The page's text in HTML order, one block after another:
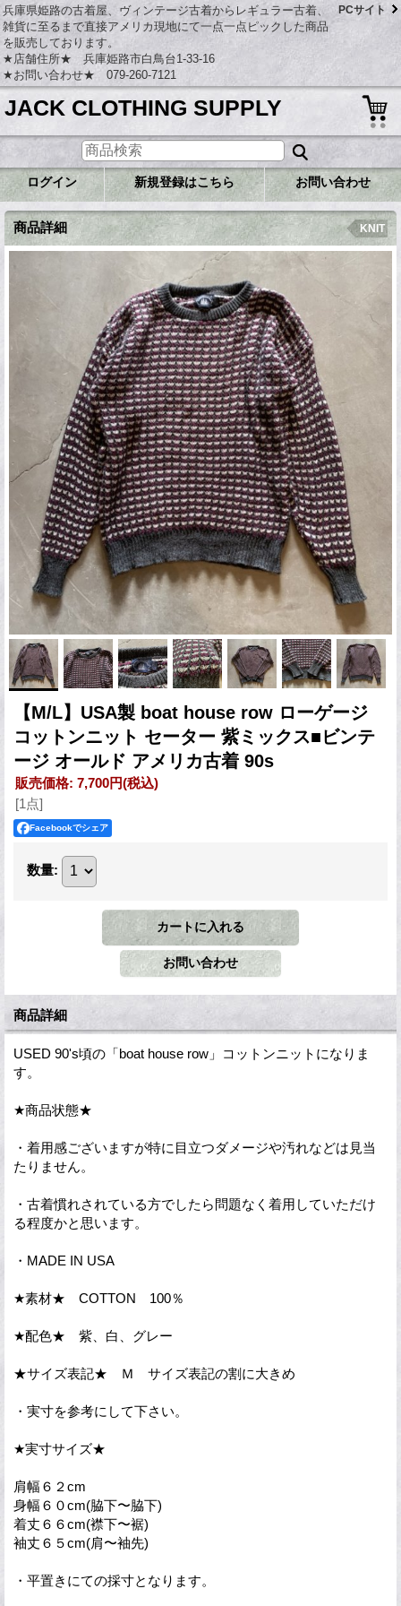
兵庫県姫路の古着屋、ヴィンテージ古着からレギュラー古着、
雑貨に至るまで直接アメリカ現地にて一点一点ピックした商品
を販売しております。
★店舗住所★ 兵庫姫路市白鳥台1-33-16
★お問い合わせ★ 079-260-7121
PCサイト
JACK CLOTHING SUPPLY
ログイン 新規登録はこちら お問い合わせ
商品詳細 KNIT
【M/L】USA製 boat house row ローゲージ
コットンニット セーター 紫ミックス■ビンテ
ージ オールド アメリカ古着 90s
販売価格: 7,700円(税込)
[1点]
Facebookでシェア
数量:
商品詳細
USED 90's頃の「boat house row」コットンニットになりま
す。
★商品状態★
・着用感ございますが特に目立つダメージや汚れなどは見当
たりません。
・古着慣れされている方でしたら問題なく着用していただけ
る程度かと思います。
・MADE IN USA
★素材★ COTTON 100％
★配色★ 紫、白、グレー
★サイズ表記★ Ｍ サイズ表記の割に大きめ
・実寸を参考にして下さい。
★実寸サイズ★
肩幅６２cm
身幅６０cm(脇下〜脇下)
着丈６６cm(襟下〜裾)
袖丈６５cm(肩〜袖先)
・平置きにての採寸となります。